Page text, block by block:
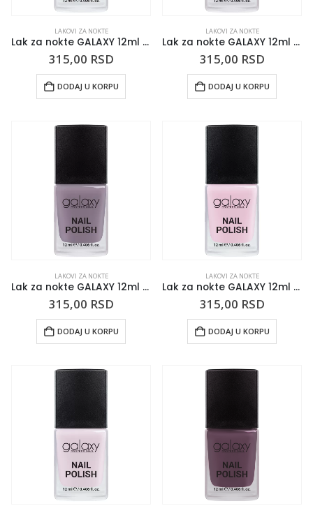
LAKOVI ZA NOKTE
Lak za nokte GALAXY 12ml Aquarius
315,00 RSD
DODAJ U KORPU
LAKOVI ZA NOKTE
Lak za nokte GALAXY 12ml Vio-la
315,00 RSD
DODAJ U KORPU
LAKOVI ZA NOKTE
Lak za nokte GALAXY 12ml Lavender Mist
315,00 RSD
DODAJ U KORPU
LAKOVI ZA NOKTE
Lak za nokte GALAXY 12ml Cherry Blossom
315,00 RSD
DODAJ U KORPU